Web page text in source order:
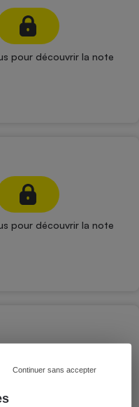
Continuer sans accepter
pour découvrir la note
pour découvrir la note
pour découvrir la note